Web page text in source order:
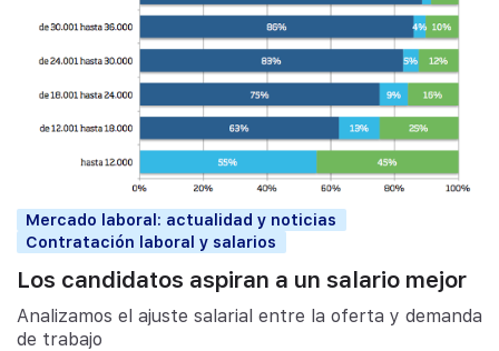
Mercado laboral: actualidad y noticias
Contratación laboral y salarios
Los candidatos aspiran a un salario mejor
Analizamos el ajuste salarial entre la oferta y demanda
de trabajo